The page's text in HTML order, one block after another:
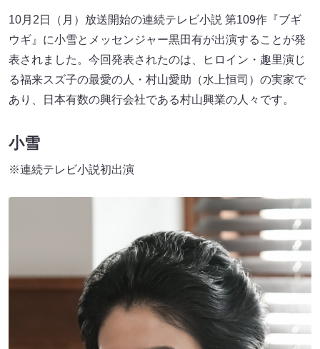
10月2日（月）放送開始の連続テレビ小説 第109作『ブギ
ウギ』に小雪とメッセンジャー黒田有が出演することが発
表されました。今回発表されたのは、ヒロイン・趣里演じ
る福来スズ子の最愛の人・村山愛助（水上恒司）の実家で
あり、日本有数の興行会社である村山興業の人々です。
小雪
※連続テレビ小説初出演